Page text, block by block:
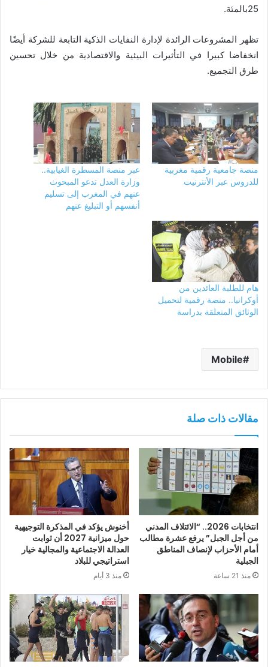
25بالمئة.
تظهر المشروعات الرائدة لإدارة النفايات الذكية التابعة للشركة أيضًا
انخفاضا كبيرا في التأثيرات البيئية والاقتصادية من خلال تحسين
طرق التجميع.
منصة جامعية رقمية مغربية
للدروس عبر الأنترنيت
عبر منصة المسطرة الغيابية..
وزارة العدل تدعو المبحوث
عنهم في المغرب إلى تسليم
أنفسهم أو التبليغ عنهم
هام للطلبة العائدين من
أوكرانيا.. منصة رقمية لتحميل
الوثائق المتعلقة بدراسة
Mobile
مقالات ذات صلة
انتخابات 2026.. “الائتلاف المدني
من أجل الجبل” يرفع عشرة مطالب
أمام الأحزاب لإنصاف المناطق
الجبلية
منذ 21 ساعة
أخنوش يؤكد في المذكرة التوجيهية
حول ميزانية 2027 أن ثوابت
العدالة الاجتماعية والمجالية خيار
استراتيجي للبلاد
منذ 3 أيام